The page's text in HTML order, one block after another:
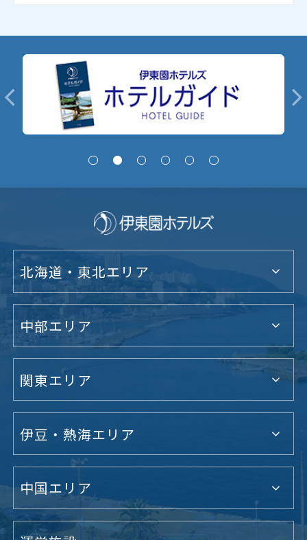
北海道・東北エリア
中部エリア
関東エリア
伊豆・熱海エリア
中国エリア